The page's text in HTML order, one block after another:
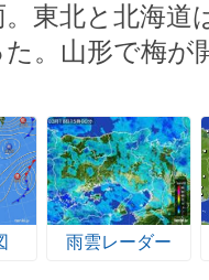
東北と北海道
。山形で梅が
雨雲レーダー